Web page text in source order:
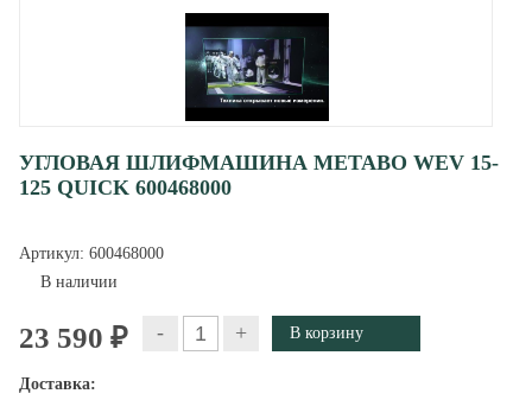
УГЛОВАЯ ШЛИФМАШИНА METABO WEV 15-
125 QUICK 600468000
Артикул: 600468000
В наличии
23 590 ₽ - +
Доставка: